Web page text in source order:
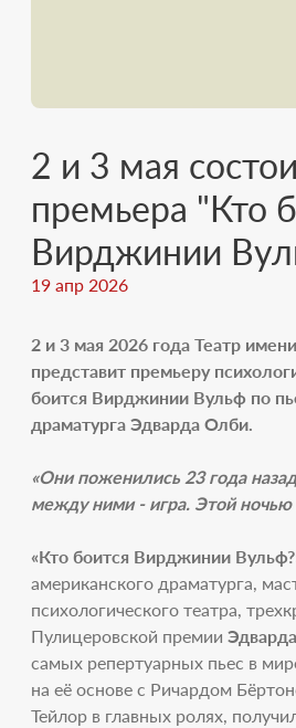
2 и 3 мая
премьера "Кто
Вирджинии
19 апр 2026
2 и 3 мая 2026 года Театр
представит премьеру
боится Вирджинии Вульф по
драматурга Эдварда Олби.
«Они поженились 23 года
между ними - игра. Этой ночью
«Кто боится Вирджинии
американского драматурга,
психологического театра,
Пулицеровской премии
самых репертуарных пьес в
на её основе с Ричардом
Тейлор в главных ролях,